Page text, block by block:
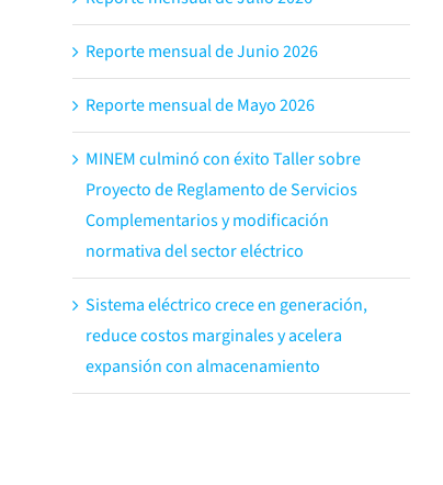
Reporte mensual de Junio 2026
Reporte mensual de Mayo 2026
MINEM culminó con éxito Taller sobre
Proyecto de Reglamento de Servicios
Complementarios y modificación
normativa del sector eléctrico
Sistema eléctrico crece en generación,
reduce costos marginales y acelera
expansión con almacenamiento